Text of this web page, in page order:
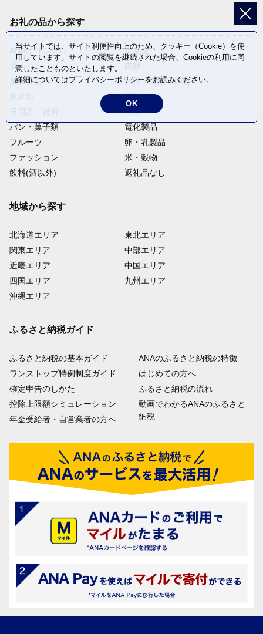
お礼の品から探す
ANAオリジナル
定期便
酒
加工食品
旅行・宿泊・体験
麺類
野菜
パン・菓子類
電化製品
フルーツ
卵・乳製品
ファッション
米・穀物
飲料(酒以外)
返礼品なし
地域から探す
北海道エリア
関東エリア
近畿エリア
四国エリア
沖縄エリア
東北エリア
中部エリア
中国エリア
九州エリア
ふるさと納税ガイド
ふるさと納税の基本ガイド
ワンストップ特例制度ガイド
確定申告のしかた
控除上限額シミュレーション
年金受給者・自営業者の方へ
ANAのふるさと納税の特徴
はじめての方へ
ふるさと納税の流れ
動画でわかるANAのふるさと
納税
当サイトでは、サイト利便性向上のため、クッキー（Cookie）を使
用しています。サイトの閲覧を継続された場合、Cookieの利用に同
意したことものといたします。
詳細についてはプライバシーポリシーをお読みください。
OK